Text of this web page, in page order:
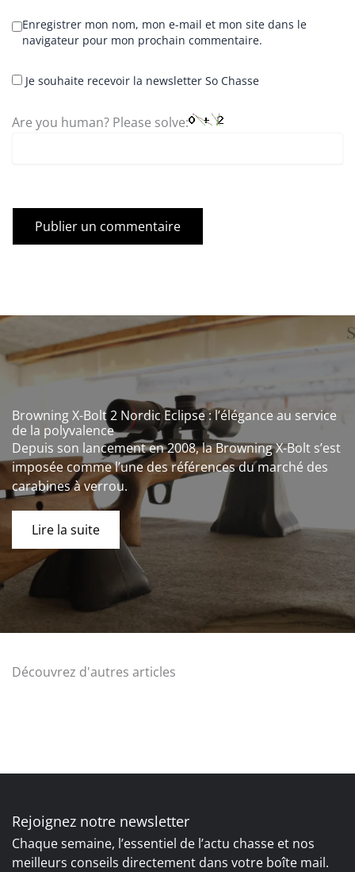
Enregistrer mon nom, mon e-mail et mon site dans le
navigateur pour mon prochain commentaire.
Je souhaite recevoir la newsletter So Chasse
Are you human? Please solve:
Browning X-Bolt 2 Nordic Eclipse : l’élégance au service
de la polyvalence
Depuis son lancement en 2008, la Browning X-Bolt s’est
imposée comme l’une des références du marché des
carabines à verrou.
Lire la suite
Découvrez d'autres articles
Rejoignez notre newsletter
Chaque semaine, l’essentiel de l’actu chasse et nos
meilleurs conseils directement dans votre boîte mail.